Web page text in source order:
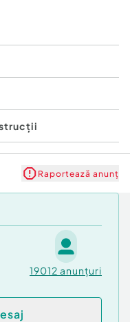
ridicat de
Raportează anunț
19012 anunțuri